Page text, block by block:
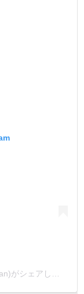
OKA FACTORY 岡製作所(@oka_factory.japan)がシェアした投稿